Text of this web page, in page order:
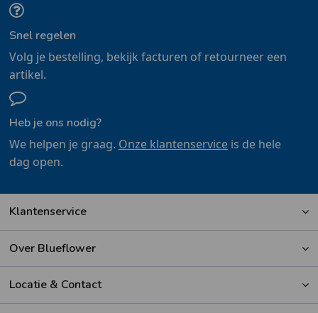
Snel regelen
Volg je bestelling, bekijk facturen of retourneer een
artikel.
Heb je ons nodig?
We helpen je graag. Onze klantenserviceis de hele
dag open.
Klantenservice
Over Blueflower
Locatie & Contact